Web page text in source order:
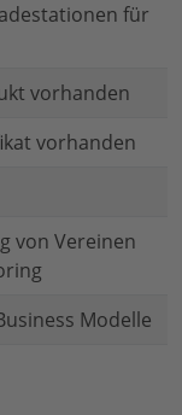
für
vorhanden
vorhanden
von Vereinen
Modelle